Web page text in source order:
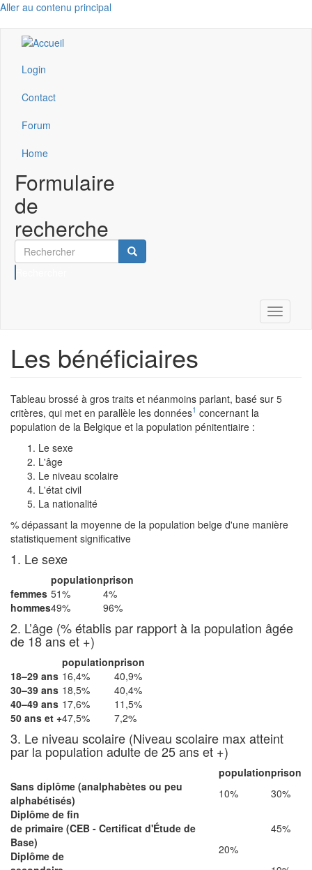
Aller au contenu principal
Login
Contact
Forum
Home
Formulaire
de
recherche
Toggle
Les bénéficiaires
Tableau brossé à gros traits et néanmoins parlant, basé sur 5
critères, qui met en parallèle les données1 concernant la
population de la Belgique et la population pénitentiaire :
Le sexe
L'âge
Le niveau scolaire
L'état civil
La nationalité
% dépassant la moyenne de la population belge d'une manière
statistiquement significative
1. Le sexe
populationprison
femmes 51%
4%
hommes49% 96%
2. L’âge (% établis par rapport à la population âgée
de 18 ans et +)
populationprison
18–29 ans 16,4%
40,9%
30–39 ans 18,5%
40,4%
40–49 ans 17,6%
11,5%
50 ans et +47,5% 7,2%
3. Le niveau scolaire (Niveau scolaire max atteint
par la population adulte de 25 ans et +)
populationprison
Sans diplôme (analphabètes ou peu
alphabétisés)
10%
30%
Diplôme de fin
de primaire (CEB - Certificat d'Étude de
Base)
20%
45%
Diplôme de